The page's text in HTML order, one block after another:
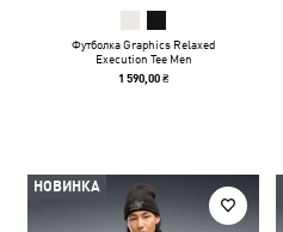
Футболка Graphics Relaxed
Execution Tee Men
1 590,00 ₴
НОВИНКА